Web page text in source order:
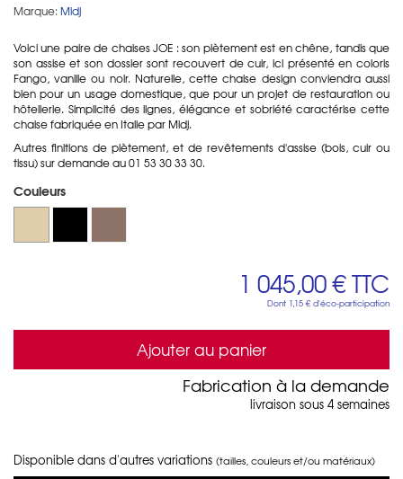
Marque: Midj
Voici une paire de chaises JOE : son piètement est en chêne, tandis que
son assise et son dossier sont recouvert de cuir, ici présenté en coloris
Fango, vanille ou noir. Naturelle, cette chaise design conviendra aussi
bien pour un usage domestique, que pour un projet de restauration ou
hôtellerie. Simplicité des lignes, élégance et sobriété caractérise cette
chaise fabriquée en Italie par Midj.
Autres finitions de piètement, et de revêtements d'assise (bois, cuir ou
tissu) sur demande au 01 53 30 33 30.
Couleurs
1 045,00 €TTC
Dont 1,15 € d'éco-participation
Ajouter au panier
Fabrication à la demande
livraison sous 4 semaines
Disponible dans d'autres variations (tailles, couleurs et/ou matériaux)